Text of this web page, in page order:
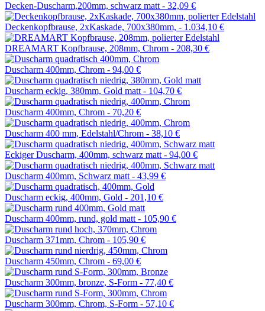
Decken-Duscharm,200mm, schwarz matt - 32,09 €
Deckenkopfbrause, 2xKaskade, 700x380mm, - 1.034,10 €
DREAMART Kopfbrause, 208mm, Chrom - 208,30 €
Duscharm 400mm, Chrom - 94,00 €
Duscharm eckig, 380mm, Gold matt - 104,70 €
Duscharm 400mm, Chrom - 70,20 €
Duscharm 400 mm, Edelstahl/Chrom - 38,10 €
Eckiger Duscharm, 400mm, schwarz matt - 94,00 €
Duscharm 400mm, Schwarz matt - 43,99 €
Duscharm eckig, 400mm, Gold - 201,10 €
Duscharm 400mm, rund, gold matt - 105,90 €
Duscharm 371mm, Chrom - 105,90 €
Duscharm 450mm, Chrom - 69,00 €
Duscharm 300mm, bronze, S-Form - 77,40 €
Duscharm 300mm, Chrom, S-Form - 57,10 €